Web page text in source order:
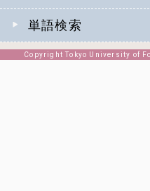
単語検索
Copyright Tokyo University of